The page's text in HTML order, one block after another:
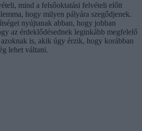
mind a felsőoktatási felvételi előtt
hogy milyen pályára szegődjenek.
nyújtanak abban, hogy jobban
az érdeklődésednek leginkább megfelelő
is, akik úgy érzik, hogy korábban
lehet váltani.